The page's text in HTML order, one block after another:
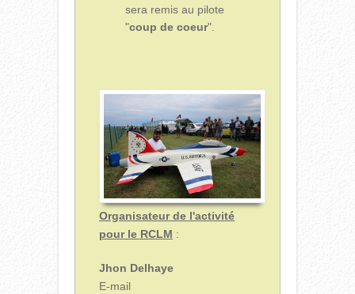
sera remis au pilote
"coup de coeur".
Organisateur de l'activité
pour le RCLM :
Jhon Delhaye
E-mail